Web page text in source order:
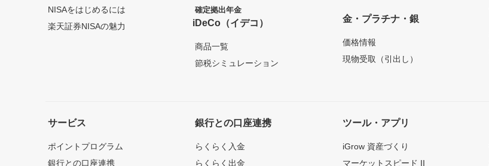
NISAをはじめるには
楽天証券NISAの魅力
確定拠出年金
iDeCo（イデコ）
商品一覧
節税シミュレーション
金・プラチナ・銀
価格情報
現物受取（引出し）
サービス
ポイントプログラム
銀行との口座連携
銀行との口座連携
らくらく入金
らくらく出金
ツール・アプリ
iGrow 資産づくり
マーケットスピード II